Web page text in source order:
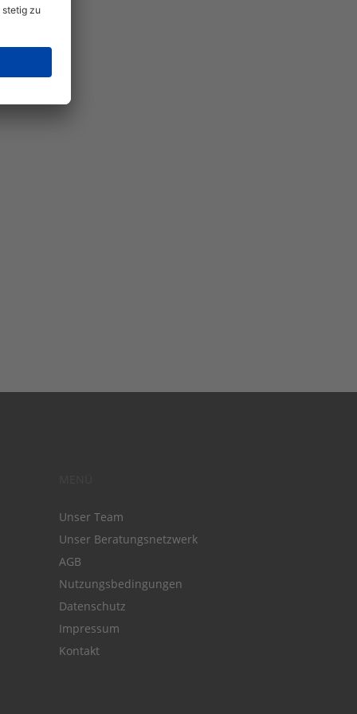
Unser Team
Unser Beratungsnetzwerk
AGB
Nutzungsbedingungen
Datenschutz
Impressum
Kontakt